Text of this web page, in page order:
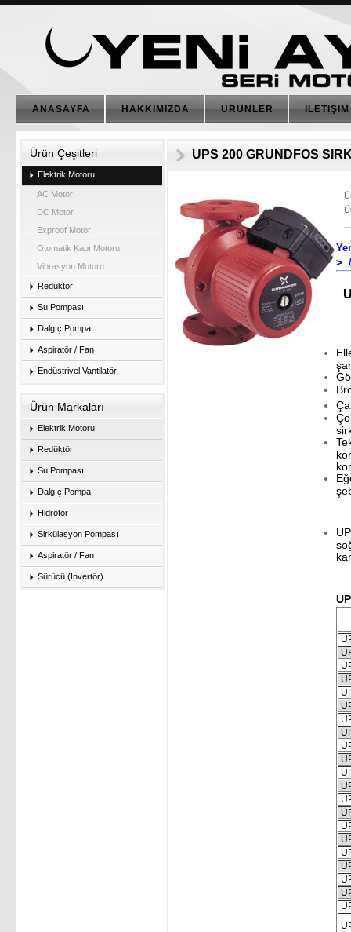
ANASAYFA HAKKIMIZDA ÜRÜNLER İLETIŞIM
Ürün Çeşitleri
Elektrik Motoru
AC Motor
DC Motor
Exproof Motor
Otomatik Kapı Motoru
Vibrasyon Motoru
Redüktör
Su Pompası
Dalgıç Pompa
Aspiratör / Fan
Endüstriyel Vantilatör
Ürün Markaları
Elektrik Motoru
Redüktör
Su Pompası
Dalgıç Pompa
Hidrofor
Sirkülasyon Pompası
Aspiratör / Fan
Sürücü (Invertör)
UPS 200 GRUNDFOS
>